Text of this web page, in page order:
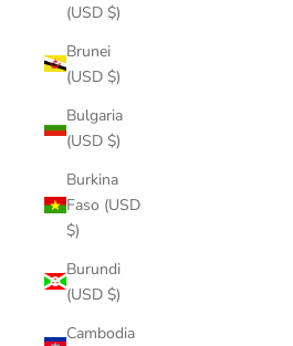
(USD $)
Brunei
(USD $)
Bulgaria
(USD $)
Burkina
Faso (USD
$)
Burundi
(USD $)
Cambodia